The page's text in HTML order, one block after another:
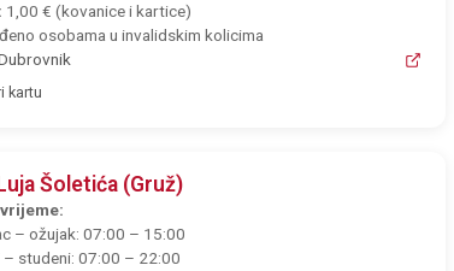
1,00 € (kovanice i kartice)
osobama u invalidskim kolicima
kartu
Šoletića (Gruž)
– ožujak: 07:00 – 15:00
– studeni: 07:00 – 22:00